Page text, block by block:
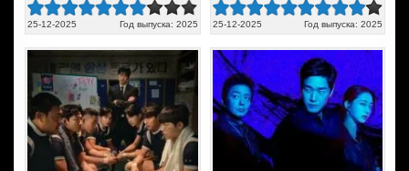
25-12-2025 Год выпуска: 2025 25-12-2025 Год выпуска: 2025